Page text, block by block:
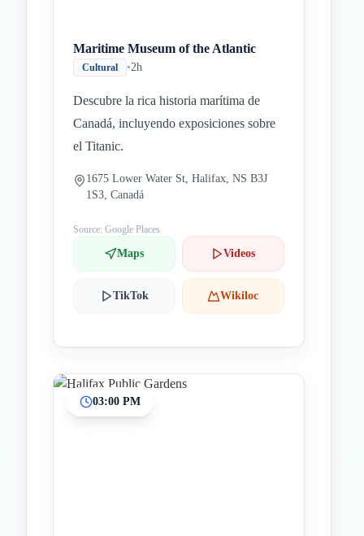
Maritime Museum of the Atlantic
Cultural •2h
Descubre la rica historia marítima de
Canadá, incluyendo exposiciones sobre
el Titanic.
1675 Lower Water St, Halifax, NS B3J
1S3, Canadá
Source: Google Places
Maps Videos
TikTok Wikiloc
03:00 PM